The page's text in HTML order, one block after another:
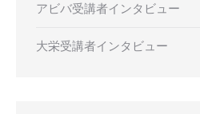
アビバ受講者インタビュー
大栄受講者インタビュー